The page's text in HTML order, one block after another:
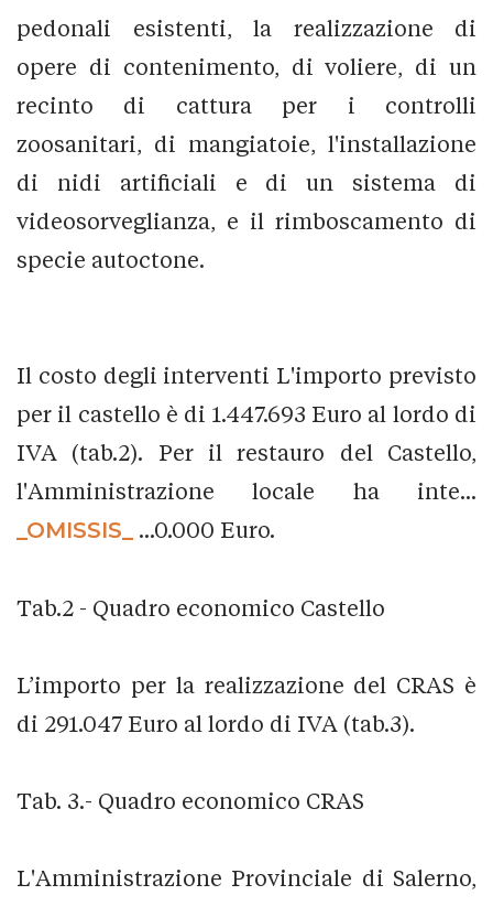
pedonali esistenti, la realizzazione di
opere di contenimento, di voliere, di un
recinto di cattura per i controlli
zoosanitari, di mangiatoie, l'installazione
di nidi artificiali e di un sistema di
videosorveglianza, e il rimboscamento di
specie autoctone.
Il costo degli interventi L'importo previsto
per il castello è di 1.447.693 Euro al lordo di
IVA (tab.2). Per il restauro del Castello,
l'Amministrazione locale ha inte...
_OMISSIS_ ...0.000 Euro.
Tab.2 - Quadro economico Castello
L’importo per la realizzazione del CRAS è
di 291.047 Euro al lordo di IVA (tab.3).
Tab. 3.- Quadro economico CRAS
L'Amministrazione Provinciale di Salerno,